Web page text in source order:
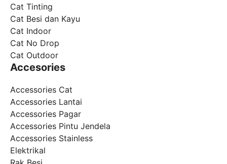
Cat Tinting
Cat Besi dan Kayu
Cat Indoor
Cat No Drop
Cat Outdoor
Accesories
Accessories Cat
Accessories Lantai
Accessories Pagar
Accessories Pintu Jendela
Accessories Stainless
Elektrikal